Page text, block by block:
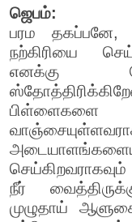
ஜெபம்:
பரம தகப்பனே,
நற்கிரியை
எனக்கு
நீர்
முழுதாய்